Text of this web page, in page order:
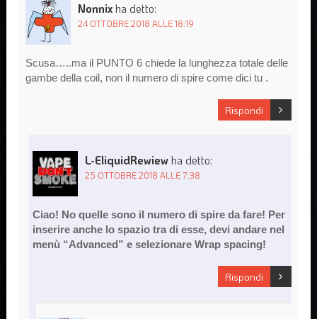
Nonnixha detto:
24 OTTOBRE 2018 ALLE 18:19
Scusa…..ma il PUNTO 6 chiede la lunghezza totale delle
gambe della coil, non il numero di spire come dici tu .
Rispondi
L-EliquidRewiewha detto:
25 OTTOBRE 2018 ALLE 7:38
Ciao! No quelle sono il numero di spire da fare! Per
inserire anche lo spazio tra di esse, devi andare nel
menù “Advanced” e selezionare Wrap spacing!
Rispondi